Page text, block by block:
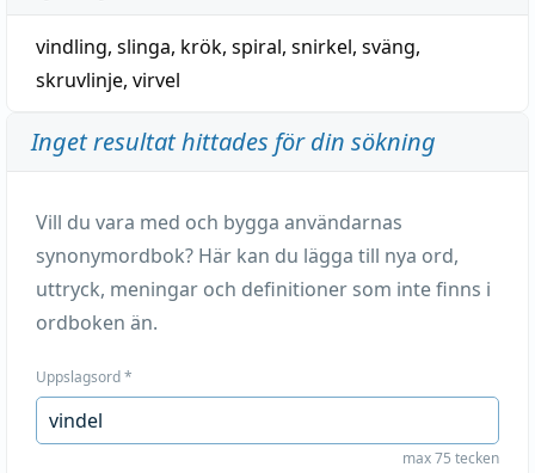
vindling, slinga, krök, spiral, snirkel, sväng,
skruvlinje, virvel
Inget resultat hittades för din sökning
Vill du vara med och bygga användarnas
synonymordbok? Här kan du lägga till nya ord,
uttryck, meningar och definitioner som inte finns i
ordboken än.
Uppslagsord*
max 75 tecken